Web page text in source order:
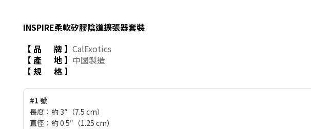
INSPIRE柔軟矽膠陰道擴張器套裝
【 品 牌 】 CalExotics
【 產 地 】 中國製造
【 規
格 】
#1 號
長度：約 3″（7.5 cm）
直徑：約 0.5″（1.25 cm）